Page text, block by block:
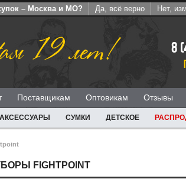
– Москва и МО? Да, всё верно Нет,
19 лет! 8
Поставщикам Оптовикам Отзывы
АКСЕССУАРЫ СУМКИ ДЕТСКОЕ
FIGHTPOINT